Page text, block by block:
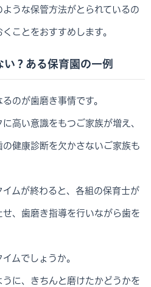
うな保管方法がとられているの
ことをおすすめします。
？ある保育園の一例
のが歯磨き事情です。
高い意識をもつご家族が増え、
健康診断を欠かさないご家族も
ムが終わると、各組の保育士が
、歯磨き指導を行いながら歯を
ムでしょうか。
に、きちんと磨けたかどうかを